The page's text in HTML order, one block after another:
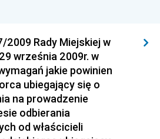
Finansów
Rozwoju i Finansów
Urzędu Górniczego
Urzędu Transportu
Ministra Przedsiębiorczości i
2009 Rady Miejskiej w
września 2009r. w
jakie powinien
ubiegający się o
na prowadzenie
odbierania
od właścicieli